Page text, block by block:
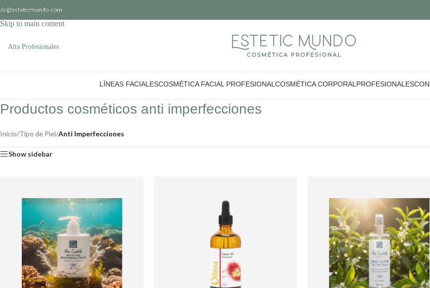
Skip to navigation
Skip to main content
Alta Profesionales
LÍNEAS FACIALESCOSMÉTICA FACIAL PROFESIONAL COSMÉTICA CORPORAL PROFESIONALES
Productos cosméticos anti imperfecciones
Inicio/Tipo de Piel/Anti Imperfecciones
Show sidebar